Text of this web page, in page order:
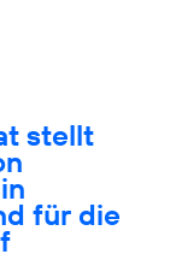
stellt
für die